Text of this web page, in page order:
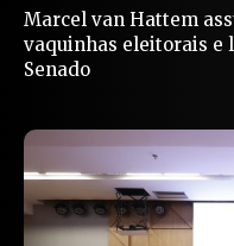
Marcel van Hattem
vaquinhas eleitorais e
Senado